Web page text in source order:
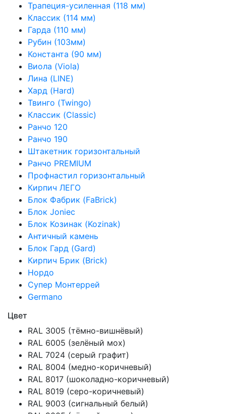
Трапеция-усиленная (118 мм)
Классик (114 мм)
Гарда (110 мм)
Рубин (103мм)
Константа (90 мм)
Виола (Viola)
Лина (LINE)
Хард (Hard)
Твинго (Twingo)
Классик (Classic)
Ранчо 120
Ранчо 190
Штакетник горизонтальный
Ранчо PREMIUM
Профнастил горизонтальный
Кирпич ЛЕГО
Блок Фабрик (FaBrick)
Блок Joniec
Блок Козинак (Kozinak)
Античный камень
Блок Гард (Gard)
Кирпич Брик (Brick)
Нордо
Супер Монтеррей
Germano
Цвет
RAL 3005 (тёмно-вишнёвый)
RAL 6005 (зелёный мох)
RAL 7024 (cерый графит)
RAL 8004 (медно-коричневый)
RAL 8017 (шоколадно-коричневый)
RAL 8019 (серо-коричневый)
RAL 9003 (сигнальный белый)